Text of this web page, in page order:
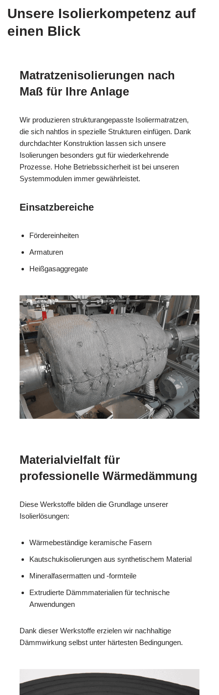
Unsere Isolierkompetenz auf
einen Blick
Matratzenisolierungen nach
Maß für Ihre Anlage
Wir produzieren strukturangepasste Isoliermatratzen,
die sich nahtlos in spezielle Strukturen einfügen. Dank
durchdachter Konstruktion lassen sich unsere
Isolierungen besonders gut für wiederkehrende
Prozesse. Hohe Betriebssicherheit ist bei unseren
Systemmodulen immer gewährleistet.
Einsatzbereiche
Fördereinheiten
Armaturen
Heißgasaggregate
Materialvielfalt für
professionelle Wärmedämmung
Diese Werkstoffe bilden die Grundlage unserer
Isolierlösungen:
Wärmebeständige keramische Fasern
Kautschukisolierungen aus synthetischem Material
Mineralfasermatten und -formteile
Extrudierte Dämmmaterialien für technische
Anwendungen
Dank dieser Werkstoffe erzielen wir nachhaltige
Dämmwirkung selbst unter härtesten Bedingungen.